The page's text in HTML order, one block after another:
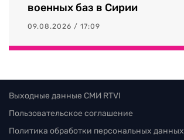
военных баз в Сирии
09.08.2026 / 17:09
Выходные данные СМИ RTVI
Пользовательское соглашение
Политика обработки персональных данных